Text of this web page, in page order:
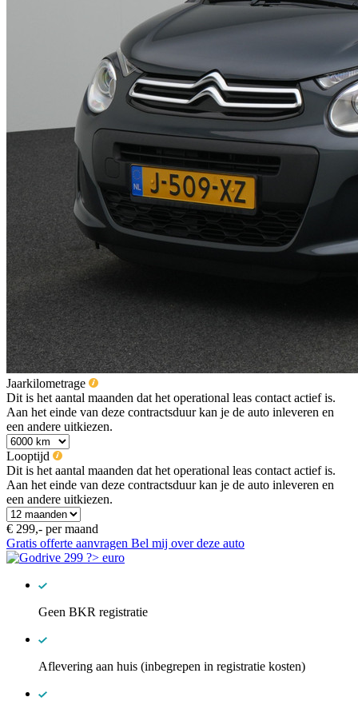
Jaarkilometrage
Dit is het aantal maanden dat het operational leas contact actief is.
Aan het einde van deze contractsduur kan je de auto inleveren en
een andere uitkiezen.
Looptijd
Dit is het aantal maanden dat het operational leas contact actief is.
Aan het einde van deze contractsduur kan je de auto inleveren en
een andere uitkiezen.
€ 299,- per maand
Gratis offerte aanvragen Bel mij over deze auto
Geen BKR registratie
Aflevering aan huis (inbegrepen in registratie kosten)